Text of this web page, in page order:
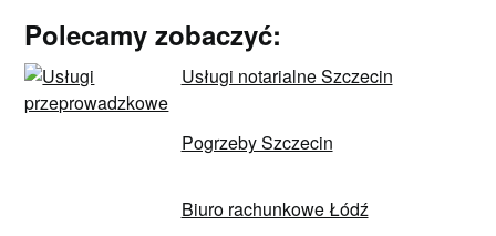
Polecamy zobaczyć:
Usługi notarialne Szczecin
Pogrzeby Szczecin
Biuro rachunkowe Łódź